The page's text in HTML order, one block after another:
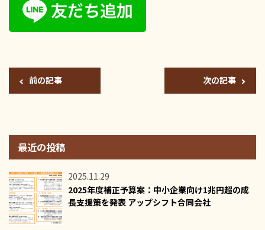
前の記事 次の記事
最近の投稿
2025.11.29
2025年度補正予算案：中小企業向け1兆円超の成
長支援策を発表 アップシフト合同会社